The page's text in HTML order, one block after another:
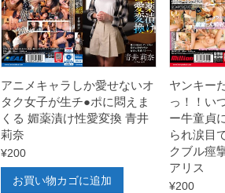
アニメキャラしか愛せないオ
タク女子が生チ●ポに悶えま
くる 媚薬漬け性愛変換 青井
莉奈
¥200
お買い物カゴに追加
ヤンキー
っ！！い
ー牛童貞
られ涙目
クブル痙
アリス
¥200